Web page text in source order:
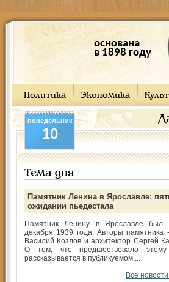
основана
в 1898 году
Политика Экономика
понедельник
10
Тема дня
Памятник Ленина в Ярославле:
ожидании пьедестала
Памятник Ленину в Ярославле был
декабря 1939 года. Авторы памятника
Василий Козлов и архитектор Сергей
О том, что предшествовало
рассказывается в публикуемом ...
Все